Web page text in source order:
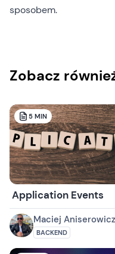
sposobem.
Zobacz
5 MIN
Application Events
Maciej Aniserowicz
BACKEND